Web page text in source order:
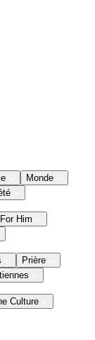
Monde
Him
Prière
Culture